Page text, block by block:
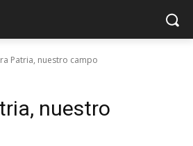
Patria, nuestro campo
nuestro